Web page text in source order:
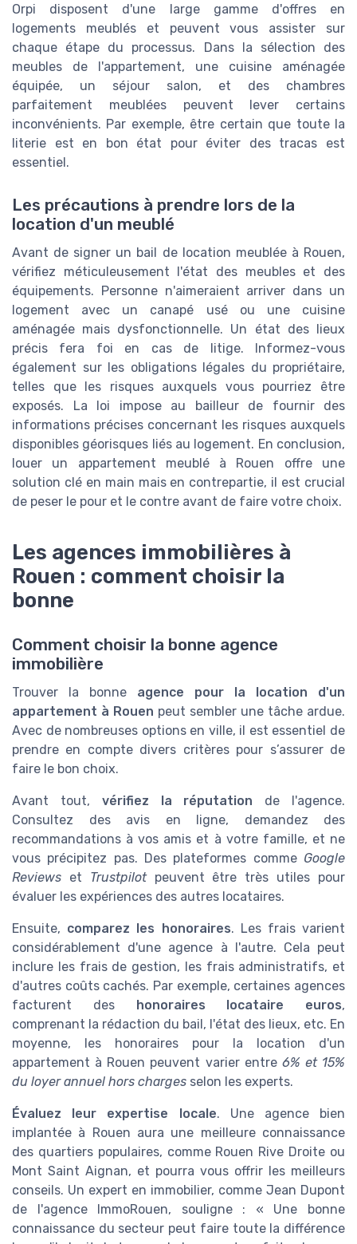
Orpi disposent d'une large gamme d'offres en
logements meublés et peuvent vous assister sur
chaque étape du processus. Dans la sélection des
meubles de l'appartement, une cuisine aménagée
équipée, un séjour salon, et des chambres
parfaitement meublées peuvent lever certains
inconvénients. Par exemple, être certain que toute la
literie est en bon état pour éviter des tracas est
essentiel.
Les précautions à prendre lors de la
location d'un meublé
Avant de signer un bail de location meublée à Rouen,
vérifiez méticuleusement l'état des meubles et des
équipements. Personne n'aimeraient arriver dans un
logement avec un canapé usé ou une cuisine
aménagée mais dysfonctionnelle. Un état des lieux
précis fera foi en cas de litige. Informez-vous
également sur les obligations légales du propriétaire,
telles que les risques auxquels vous pourriez être
exposés. La loi impose au bailleur de fournir des
informations précises concernant les risques auxquels
disponibles géorisques liés au logement. En conclusion,
louer un appartement meublé à Rouen offre une
solution clé en main mais en contrepartie, il est crucial
de peser le pour et le contre avant de faire votre choix.
Les agences immobilières à
Rouen : comment choisir la
bonne
Comment choisir la bonne agence
immobilière
Trouver la bonne agence pour la location d'un
appartement à Rouen peut sembler une tâche ardue.
Avec de nombreuses options en ville, il est essentiel de
prendre en compte divers critères pour s’assurer de
faire le bon choix.
Avant tout, vérifiez la réputation de l'agence.
Consultez des avis en ligne, demandez des
recommandations à vos amis et à votre famille, et ne
vous précipitez pas. Des plateformes comme Google
Reviews et Trustpilotpeuvent être très utiles pour
évaluer les expériences des autres locataires.
Ensuite, comparez les honoraires. Les frais varient
considérablement d'une agence à l'autre. Cela peut
inclure les frais de gestion, les frais administratifs, et
d'autres coûts cachés. Par exemple, certaines agences
facturent des honoraires locataire euros,
comprenant la rédaction du bail, l'état des lieux, etc. En
moyenne, les honoraires pour la location d'un
appartement à Rouen peuvent varier entre 6% et 15%
du loyer annuel hors charges selon les experts.
Évaluez leur expertise locale. Une agence bien
implantée à Rouen aura une meilleure connaissance
des quartiers populaires, comme Rouen Rive Droite ou
Mont Saint Aignan, et pourra vous offrir les meilleurs
conseils. Un expert en immobilier, comme Jean Dupont
de l'agence ImmoRouen, souligne : « Une bonne
connaissance du secteur peut faire toute la différence